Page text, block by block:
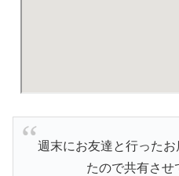
週末にお友達と行った
たので共有させ